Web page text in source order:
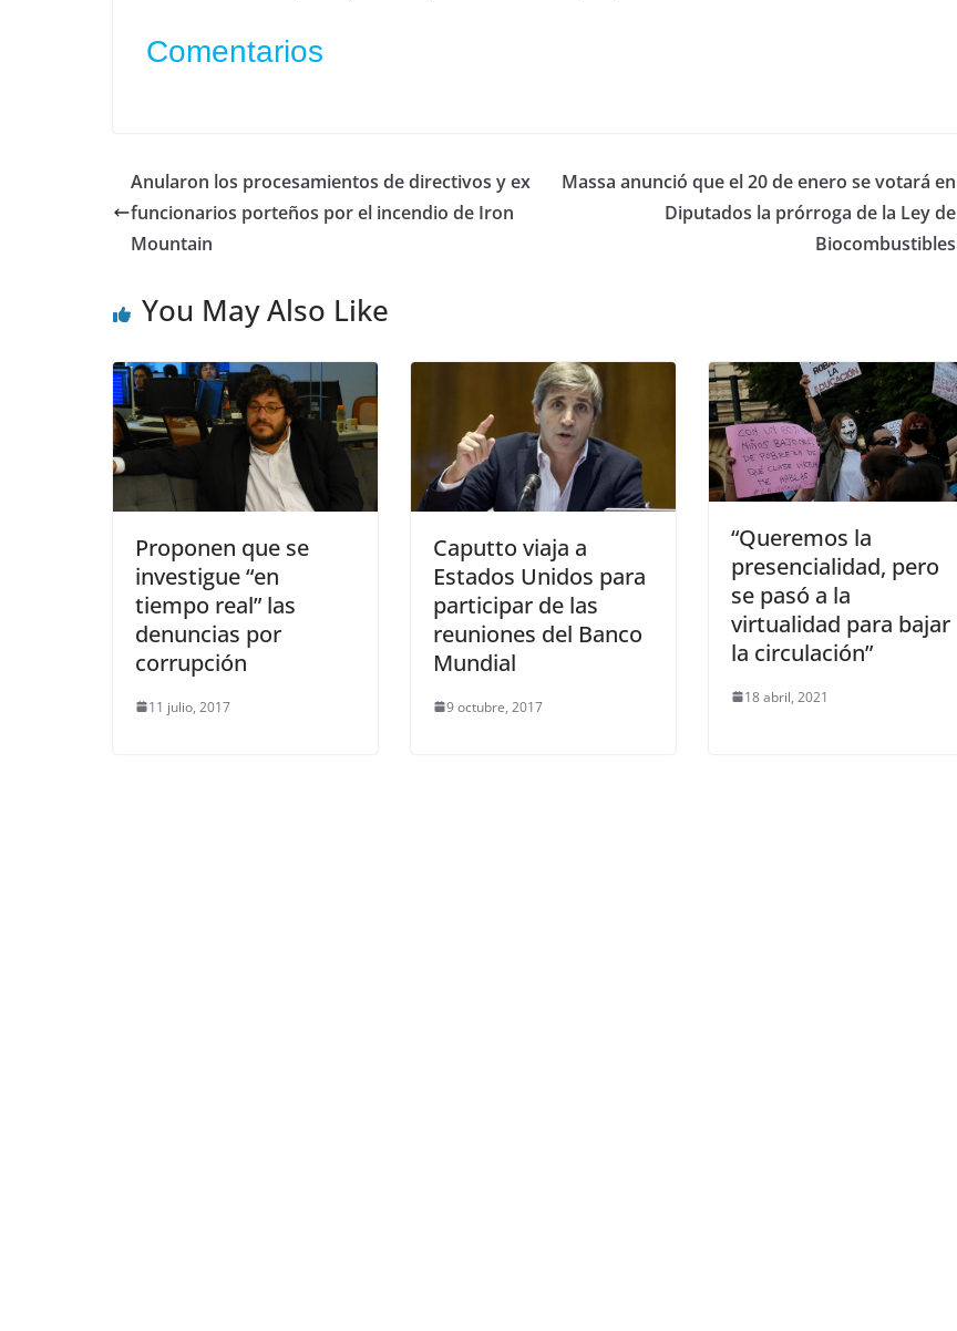
Comentarios
Anularon los procesamientos de directivos y ex
funcionarios porteños por el incendio de Iron
Mountain
Massa anunció que el 20 de enero se votará en
Diputados la prórroga de la Ley de
Biocombustibles
You May Also Like
Proponen que se
investigue “en
tiempo real” las
denuncias por
corrupción
11 julio, 2017
Caputto viaja a
Estados Unidos para
participar de las
reuniones del Banco
Mundial
9 octubre, 2017
“Queremos la
presencialidad, pero
se pasó a la
virtualidad para bajar
la circulación”
18 abril, 2021